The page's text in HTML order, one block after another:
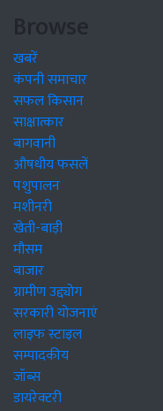
Browse
खबरें
कंपनी समाचार
सफल किसान
साक्षात्कार
बागवानी
औषधीय फसलें
पशुपालन
मशीनरी
खेती-बाड़ी
मौसम
बाजार
ग्रामीण उद्द्योग
सरकारी योजनाएं
लाइफ स्टाइल
सम्पादकीय
जॉब्स
डायरेक्टरी